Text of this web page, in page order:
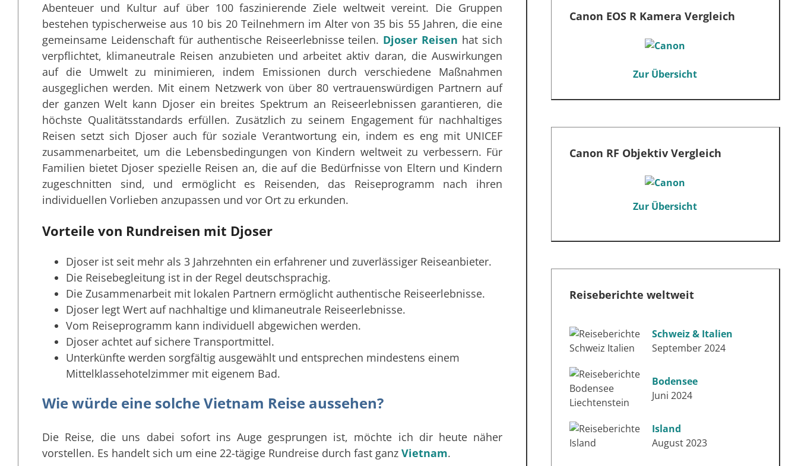
Abenteuer und Kultur auf über 100 faszinierende Ziele weltweit vereint. Die Gruppen
bestehen typischerweise aus 10 bis 20 Teilnehmern im Alter von 35 bis 55 Jahren, die eine
gemeinsame Leidenschaft für authentische Reiseerlebnisse teilen. Djoser Reisen hat sich
verpflichtet, klimaneutrale Reisen anzubieten und arbeitet aktiv daran, die Auswirkungen
auf die Umwelt zu minimieren, indem Emissionen durch verschiedene Maßnahmen
ausgeglichen werden. Mit einem Netzwerk von über 80 vertrauenswürdigen Partnern auf
der ganzen Welt kann Djoser ein breites Spektrum an Reiseerlebnissen garantieren, die
höchste Qualitätsstandards erfüllen. Zusätzlich zu seinem Engagement für nachhaltiges
Reisen setzt sich Djoser auch für soziale Verantwortung ein, indem es eng mit UNICEF
zusammenarbeitet, um die Lebensbedingungen von Kindern weltweit zu verbessern. Für
Familien bietet Djoser spezielle Reisen an, die auf die Bedürfnisse von Eltern und Kindern
zugeschnitten sind, und ermöglicht es Reisenden, das Reiseprogramm nach ihren
individuellen Vorlieben anzupassen und vor Ort zu erkunden.
Vorteile von Rundreisen mit Djoser
Djoser ist seit mehr als 3 Jahrzehnten ein erfahrener und zuverlässiger Reiseanbieter.
Die Reisebegleitung ist in der Regel deutschsprachig.
Die Zusammenarbeit mit lokalen Partnern ermöglicht authentische Reiseerlebnisse.
Djoser legt Wert auf nachhaltige und klimaneutrale Reiseerlebnisse.
Vom Reiseprogramm kann individuell abgewichen werden.
Djoser achtet auf sichere Transportmittel.
Unterkünfte werden sorgfältig ausgewählt und entsprechen mindestens einem
Mittelklassehotelzimmer mit eigenem Bad.
Wie würde eine solche Vietnam Reise aussehen?
Die Reise, die uns dabei sofort ins Auge gesprungen ist, möchte ich dir heute näher
vorstellen. Es handelt sich um eine 22-tägige Rundreise durch fast ganz Vietnam.
Canon EOS R Kamera Vergleich
Zur Übersicht
Canon RF Objektiv Vergleich
Zur Übersicht
Reiseberichte weltweit
Schweiz & Italien
September 2024
Bodensee
Juni 2024
Island
August 2023